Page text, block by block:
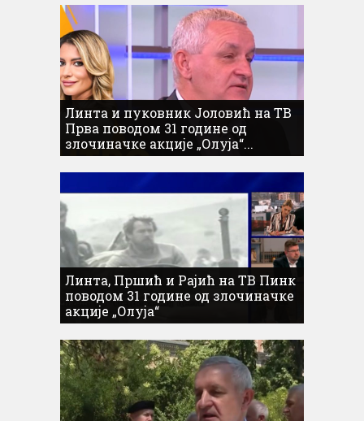
Линта и пуковник Јоловић на ТВ
Прва поводом 31 године од
злочиначке акције „Олуја“...
Линта, Пршић и Рајић на ТВ Пинк
поводом 31 године од злочиначке
акције „Олуја“